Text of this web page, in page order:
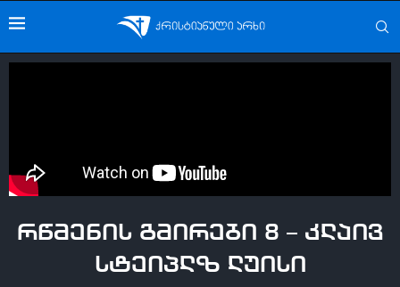
რწმენის გმირები 8 – კლაივ
სტეიპლზ ლუისი